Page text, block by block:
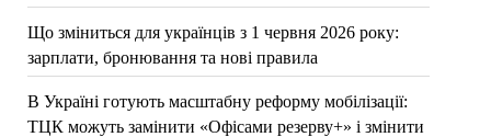
Що зміниться для українців з 1 червня 2026 року:
зарплати, бронювання та нові правила
В Україні готують масштабну реформу мобілізації:
ТЦК можуть замінити «Офісами резерву+» і змінити